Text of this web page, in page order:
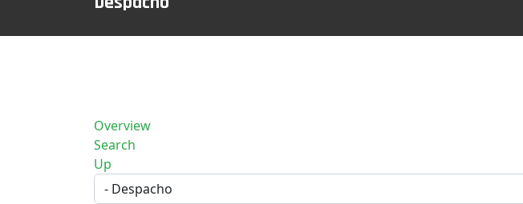
Overview
Search
Up